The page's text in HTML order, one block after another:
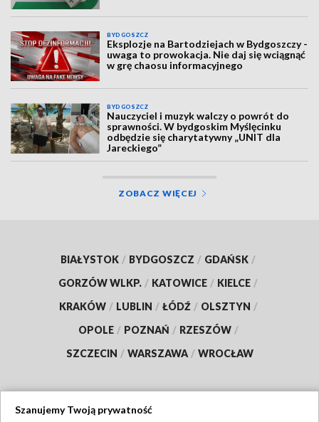
BYDGOSZCZ
Eksplozje na Bartodziejach w Bydgoszczy -
uwaga to prowokacja. Nie daj się wciągnąć
w grę chaosu informacyjnego
BYDGOSZCZ
Nauczyciel i muzyk walczy o powrót do
sprawności. W bydgoskim Myślęcinku
odbędzie się charytatywny „UNIT dla
Jareckiego”
ZOBACZ WIĘCEJ
BIAŁYSTOK / BYDGOSZCZ / GDAŃSK /
GORZÓW WLKP. / KATOWICE / KIELCE /
KRAKÓW / LUBLIN / ŁÓDŹ / OLSZTYN /
OPOLE / POZNAŃ / RZESZÓW /
SZCZECIN / WARSZAWA / WROCŁAW
Szanujemy Twoją prywatność